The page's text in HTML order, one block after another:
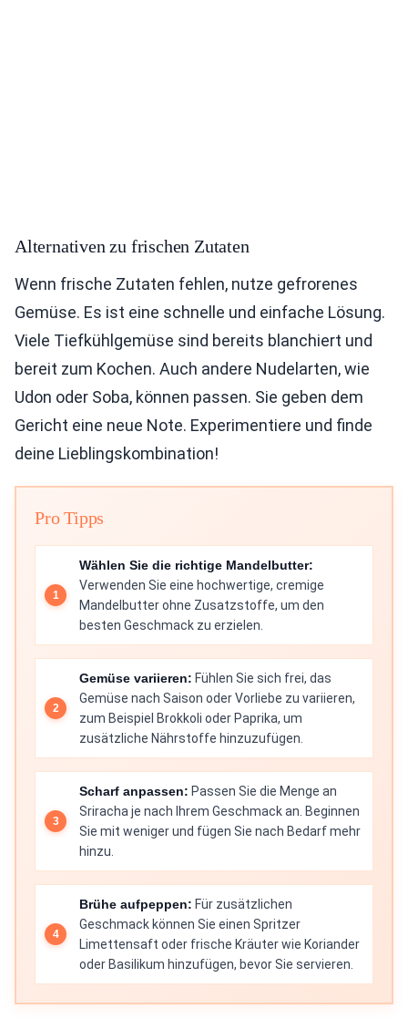
Alternativen zu frischen Zutaten
Wenn frische Zutaten fehlen, nutze gefrorenes
Gemüse. Es ist eine schnelle und einfache Lösung.
Viele Tiefkühlgemüse sind bereits blanchiert und
bereit zum Kochen. Auch andere Nudelarten, wie
Udon oder Soba, können passen. Sie geben dem
Gericht eine neue Note. Experimentiere und finde
deine Lieblingskombination!
Pro Tipps
Wählen Sie die richtige Mandelbutter:
Verwenden Sie eine hochwertige, cremige
Mandelbutter ohne Zusatzstoffe, um den
besten Geschmack zu erzielen.
Gemüse variieren: Fühlen Sie sich frei, das
Gemüse nach Saison oder Vorliebe zu variieren,
zum Beispiel Brokkoli oder Paprika, um
zusätzliche Nährstoffe hinzuzufügen.
Scharf anpassen: Passen Sie die Menge an
Sriracha je nach Ihrem Geschmack an. Beginnen
Sie mit weniger und fügen Sie nach Bedarf mehr
hinzu.
Brühe aufpeppen: Für zusätzlichen
Geschmack können Sie einen Spritzer
Limettensaft oder frische Kräuter wie Koriander
oder Basilikum hinzufügen, bevor Sie servieren.